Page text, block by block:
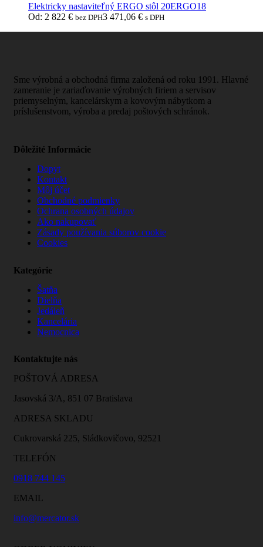
Elektricky nastaviteľný ERGO stôl 20ERGO18
Od: 2 822 € bez DPH3 471,06 € s DPH
Sme výrobná a obchodná firma založená od roku 1991. Hlavné
zameranie je zariaďovanie výrobných firiem a servisov
priemyselným, kancelárskym a kovovým nábytkom a
príslušenstvom, výroba a predaj poštových schránok.
Dôležité Informácie
Dopyt
Kontakt
Môj účet
Obchodné podmienky
Ochrana osobných údajov
Ako nakupovať
Zásady používania súborov cookie
Cookies
Kategórie
Šatňa
Dielňa
Jedáleň
Kancelária
Nemocnica
Kontaktujte nás
POŠTOVÁ ADRESA
Jasovská 3/A, 851 07 Bratislava
ADRESA SKLADU
Cukrovarská 225, Sládkovičovo, 92521
TELEFÓN
0918 744 145
EMAIL
info@mercator.sk